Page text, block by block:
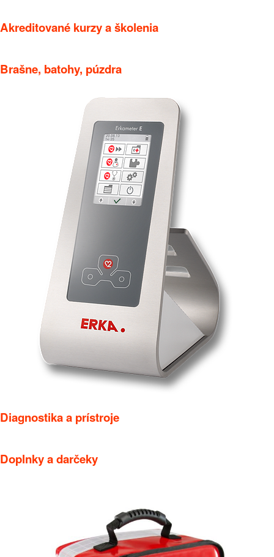
Akreditované kurzy a školenia
Brašne, batohy, púzdra
Diagnostika a prístroje
Doplnky a darčeky